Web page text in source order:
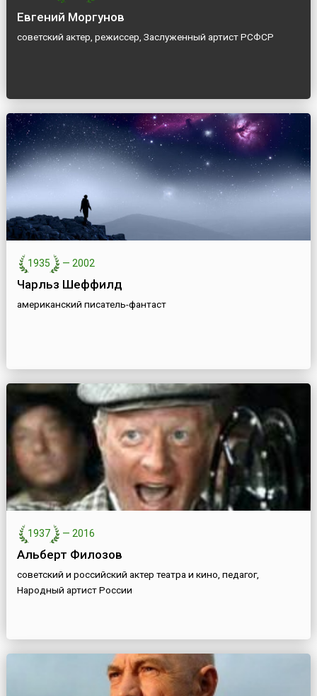
Евгений Моргунов
советский актер, режиссер, Заслуженный артист РСФСР
1935 — 2002
Чарльз Шеффилд
американский писатель-фантаст
1937 — 2016
Альберт Филозов
советский и российский актер театра и кино, педагог,
Народный артист России